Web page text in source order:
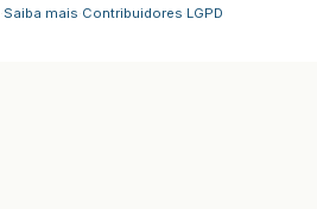
Saiba mais Contribuidores LGPD